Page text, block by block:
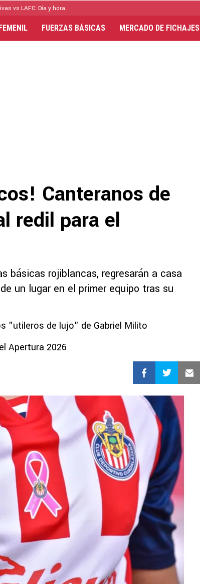
vs LAFC: Día y hora
FUERZAS BÁSICAS MERCADO DE FICHAJES
Canteranos de
redil para el
básicas rojiblancas, regresarán a casa
un lugar en el primer equipo tras su
"utileros de lujo" de Gabriel Milito
Apertura 2026